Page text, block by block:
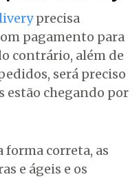
precisa
pagamento para
contrário, além de
será preciso
estão chegando por
correta, as
e ágeis e os